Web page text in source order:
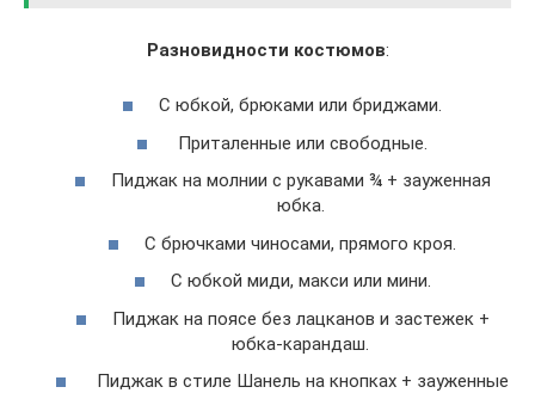
Разновидности костюмов:
С юбкой, брюками или бриджами.
Приталенные или свободные.
Пиджак на молнии с рукавами ¾ + зауженная
юбка.
С брючками чиносами, прямого кроя.
С юбкой миди, макси или мини.
Пиджак на поясе без лацканов и застежек +
юбка-карандаш.
Пиджак в стиле Шанель на кнопках + зауженные